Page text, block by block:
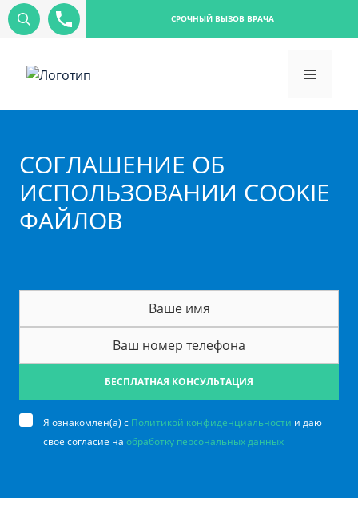
СРОЧНЫЙ ВЫЗОВ ВРАЧА
CОГЛАШЕНИЕ ОБ
ИСПОЛЬЗОВАНИИ COOKIE
ФАЙЛОВ
БЕСПЛАТНАЯ КОНСУЛЬТАЦИЯ
Я ознакомлен(а) с Политикой конфиденциальности и даю
свое согласие на обработку персональных данных